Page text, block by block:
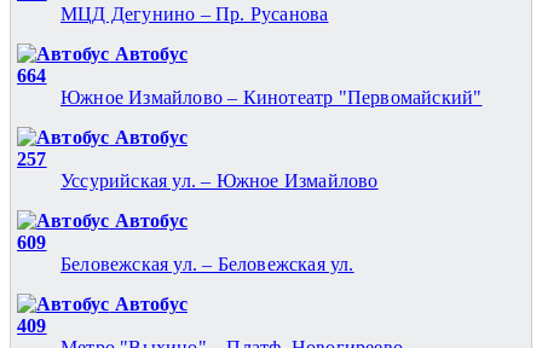
МЦД Дегунино – Пр. Русанова
Автобус
664
Южное Измайлово – Кинотеатр "Первомайский"
Автобус
257
Уссурийская ул. – Южное Измайлово
Автобус
609
Беловежская ул. – Беловежская ул.
Автобус
409